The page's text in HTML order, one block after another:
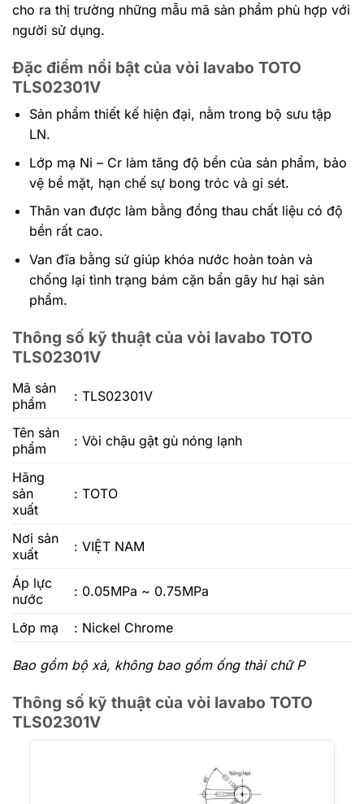
cho ra thị trường những mẫu mã sản phẩm phù hợp với
người sử dụng.
Đặc điểm nổi bật của vòi lavabo TOTO
TLS02301V
Sản phẩm thiết kế hiện đại, nằm trong bộ sưu tập
LN.
Lớp mạ Ni – Cr làm tăng độ bền của sản phẩm, bảo
vệ bề mặt, hạn chế sự bong tróc và gỉ sét.
Thân van được làm bằng đồng thau chất liệu có độ
bền rất cao.
Van đĩa bằng sứ giúp khóa nước hoàn toàn và
chống lại tình trạng bám cặn bẩn gây hư hại sản
phẩm.
Thông số kỹ thuật của vòi lavabo TOTO
TLS02301V
Mã sản
phẩm
: TLS02301V
Tên sản
phẩm
: Vòi chậu gật gù nóng lạnh
Hãng
sản
xuất
: TOTO
Nơi sản
xuất
: VIỆT NAM
Áp lực
nước
: 0.05MPa ~ 0.75MPa
Lớp mạ : Nickel Chrome
Bao gồm bộ xả, không bao gồm ống thải chữ P
Thông số kỹ thuật của vòi lavabo TOTO
TLS02301V